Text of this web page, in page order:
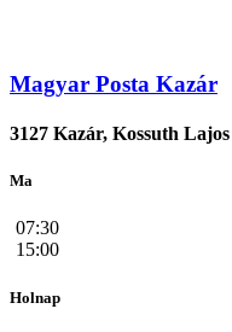
Magyar Posta Kazár
3127 Kazár, Kossuth
Ma
07:30
15:00
Holnap